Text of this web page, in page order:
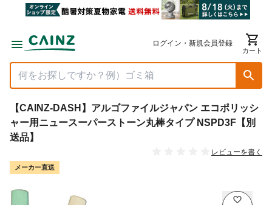
ログイン・新規会員登録
カート
【CAINZ-DASH】アルゴファイルジャパン エコポリッシ
ャー用ニュースーパーストーン丸棒タイプ NSPD3F【別
送品】
レビューを書く
メーカー直送